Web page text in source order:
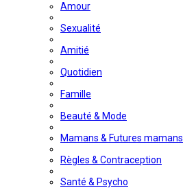
Amour
Sexualité
Amitié
Quotidien
Famille
Beauté & Mode
Mamans & Futures mamans
Règles & Contraception
Santé & Psycho